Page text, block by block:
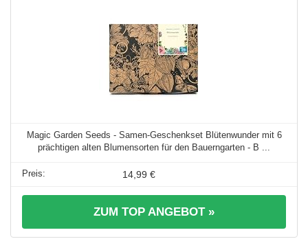
Magic Garden Seeds - Samen-Geschenkset Blütenwunder mit 6
prächtigen alten Blumensorten für den Bauerngarten - B ...
14,99 €
ZUM TOP ANGEBOT »